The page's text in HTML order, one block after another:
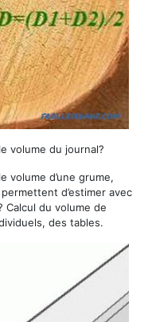
volume du journal?
volume d’une grume,
d’estimer avec
Calcul du volume de
des tables.